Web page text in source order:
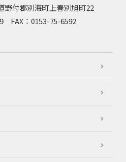
付郡別海町上春別旭町22
FAX：0153-75-6592